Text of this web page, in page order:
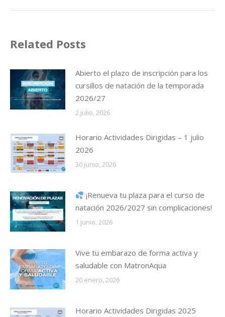
Related Posts
Abierto el plazo de inscripción para los
cursillos de natación de la temporada
2026/27
2 julio, 2026
Horario Actividades Dirigidas – 1 julio
2026
30 junio, 2026
¡Renueva tu plaza para el curso de
natación 2026/2027 sin complicaciones!
1 junio, 2026
Vive tu embarazo de forma activa y
saludable con MatronAqua
20 enero, 2026
Horario Actividades Dirigidas 2025